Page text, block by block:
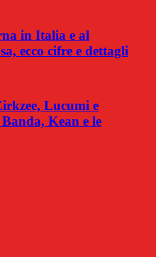
in Italia e al
ecco cifre e dettagli
Lucumi e
Kean e le